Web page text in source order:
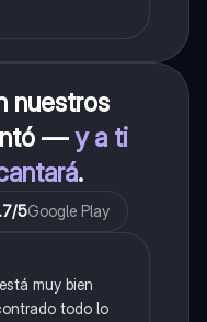
nuestros
—y a ti
.
/5Google Play
muy bien
todo lo